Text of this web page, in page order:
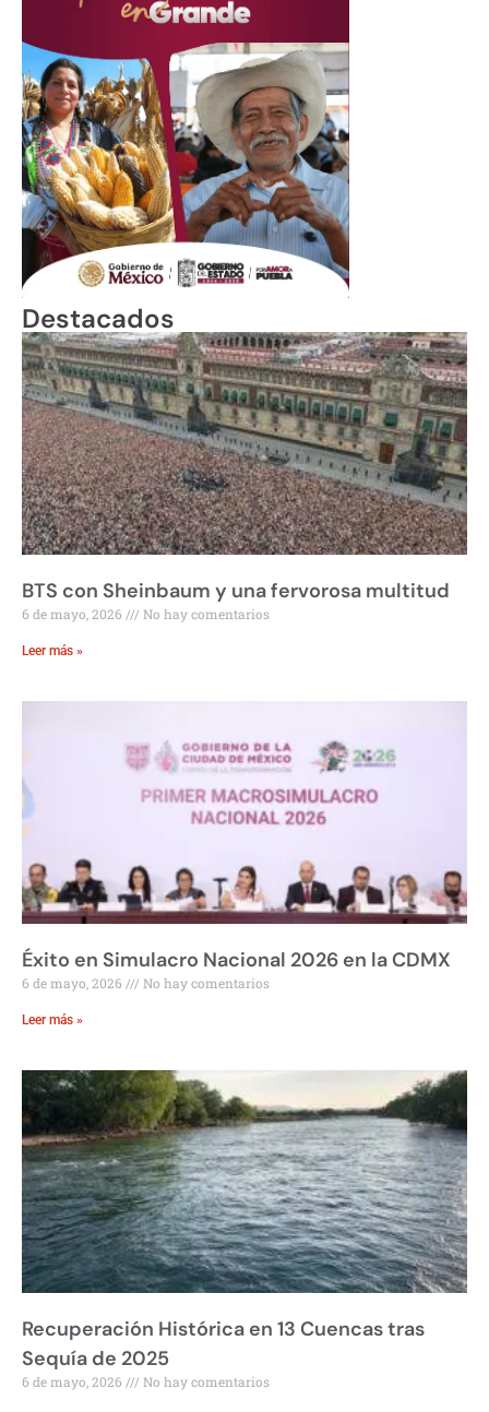
Destacados
BTS con Sheinbaum y una fervorosa multitud
6 de mayo, 2026 No hay comentarios
Leer más »
Éxito en Simulacro Nacional 2026 en la CDMX
6 de mayo, 2026 No hay comentarios
Leer más »
Recuperación Histórica en 13 Cuencas tras
Sequía de 2025
6 de mayo, 2026 No hay comentarios